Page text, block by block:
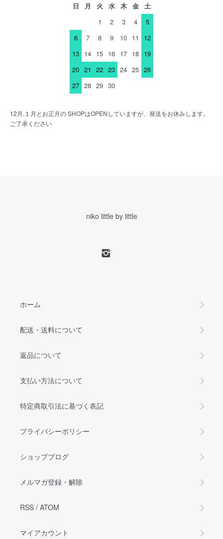
日 月 火 水 木 金
土
1
2 3 4
5
6
7 8 9 10 11
12
13 14 15 16 17 18 19
20 21 22 23 24 25 26
27 28 29 30
12月.１月とお正月の SHOPはOPENしていますが、発送をお休みします。
ご了承ください
niko little by little
ホーム
配送・送料について
返品について
支払い方法について
特定商取引法に基づく表記
プライバシーポリシー
ショップブログ
メルマガ登録・解除
RSS / ATOM
マイアカウント